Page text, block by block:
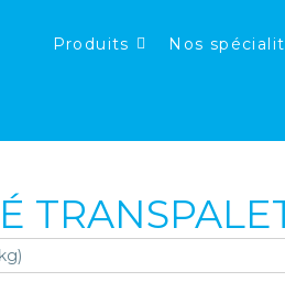
Produits Nos